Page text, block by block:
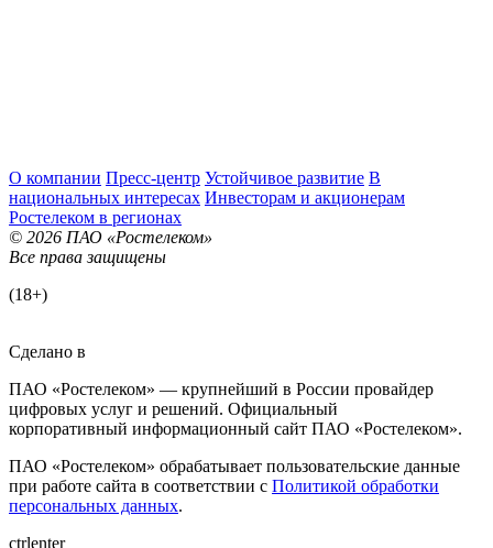
О компании Пресс-центр Устойчивое развитие В
национальных интересах Инвесторам и акционерам
Ростелеком в регионах
© 2026 ПАО «Ростелеком»
Все права защищены
(18+)
Сделано в
ПАО «Ростелеком» — крупнейший в России провайдер
цифровых услуг и решений. Официальный
корпоративный информационный сайт ПАО «Ростелеком».
ПАО «Ростелеком» обрабатывает пользовательские данные
при работе сайта в соответствии с Политикой обработки
персональных данных.
ctrlenter